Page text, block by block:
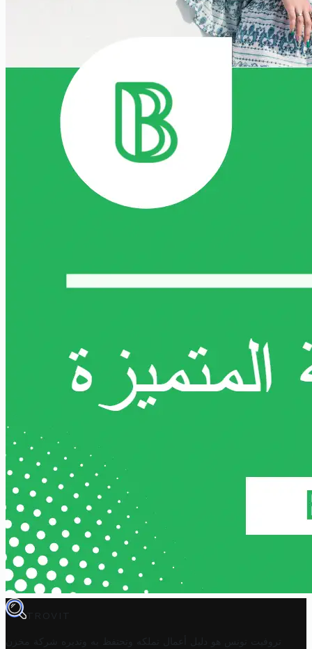
TROVIT
تروفيت تونس هو دليل أعمال تملكه وتحتفظ به وتديره
شركة مخزن